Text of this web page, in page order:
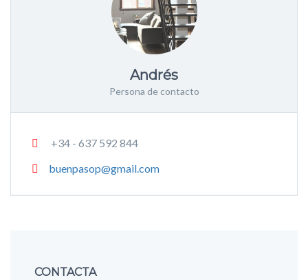
Andrés
Persona de contacto
+34 - 637 592 844
buenpasop@gmail.com
CONTACTA